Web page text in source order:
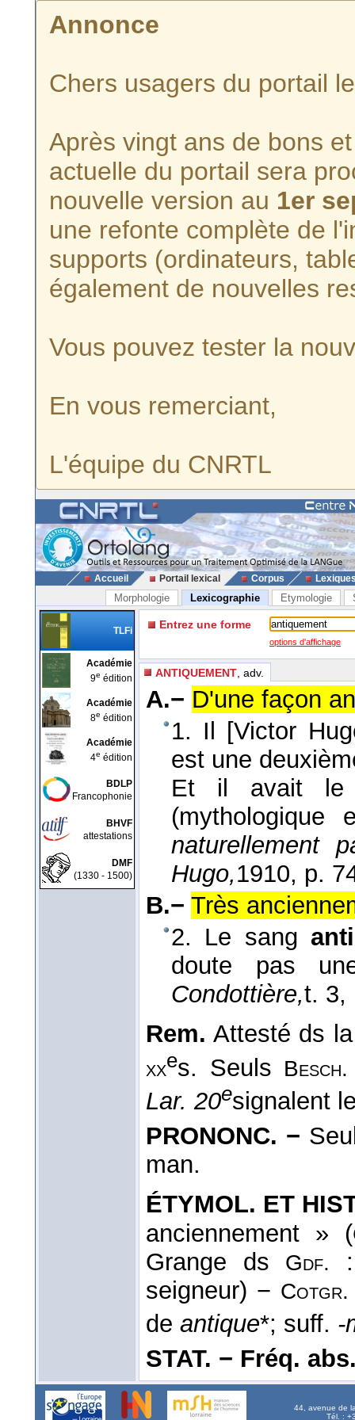
Annonce
Chers usagers du portail
Après vingt ans de bons
actuelle du portail sera
nouvelle version au 1er
une refonte complète de
supports (ordinateurs,
également de nouvelles
Vous pouvez tester la
En vous remerciant,
L'équipe du CNRTL
Accueil Portail lexical Corpus
Morphologie Lexicographie Etymologie
TLFi
Académie
9e édition
Académie
8e édition
Académie
4e édition
BDLP
Francophonie
BHVF
attestations
DMF
(1330 - 1500)
Entrez une forme
options d'affichage
ANTIQUEMENT , adv.
A.− D'une façon
1. Il [Victor
est une
Et il avait le
naturellement
Hugo,1910, p.
B.− Très
2. Le sang
doute pas
Condottière,t. 3,
Rem. Attesté ds
xxes. Seuls Besch.
Lar. 20esignalent
PRONONC. −
man.
ÉTYMOL. ET
anciennement » (
Grange ds Gdf.
seigneur) − Cotgr.
de antique*; suff. -
STAT. − Fréq.
44, avenue de
Tél. :